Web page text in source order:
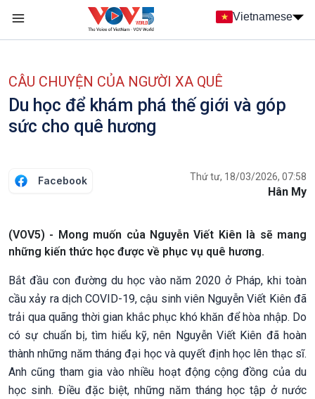
Nhảy đến nội dung
Vietnamese
CÂU CHUYỆN CỦA NGƯỜI XA QUÊ
Du học để khám phá thế giới và góp
sức cho quê hương
Facebook Thứ tư, 18/03/2026, 07:58
Hân My
(VOV5) - Mong muốn của Nguyễn Viết Kiên là sẽ mang
những kiến thức học được về phục vụ quê hương.
Bắt đầu con đường du học vào năm 2020 ở Pháp, khi toàn
cầu xảy ra dịch COVID-19, cậu sinh viên Nguyễn Viết Kiên đã
trải qua quãng thời gian khắc phục khó khăn để hòa nhập. Do
có sự chuẩn bị, tìm hiểu kỹ, nên Nguyễn Viết Kiên đã hoàn
thành những năm tháng đại học và quyết định học lên thạc sĩ.
Anh cũng tham gia vào nhiều hoạt động cộng đồng của du
học sinh. Điều đặc biệt, những năm tháng học tập ở nước